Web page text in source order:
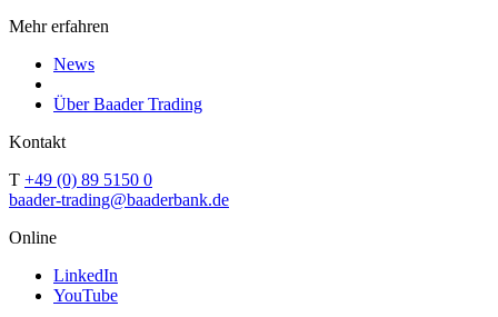
Mehr erfahren
News
Über Baader Trading
Kontakt
T +49 (0) 89 5150 0
baader-trading@baaderbank.de
Online
LinkedIn
YouTube